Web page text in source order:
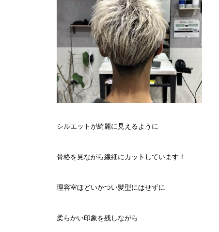
シルエットが綺麗に見えるように
骨格を見ながら繊細にカットしています！
理容室ほどいかつい髪型にはせずに
柔らかい印象を残しながら